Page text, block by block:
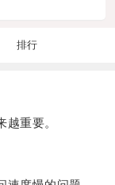
排行
重要。